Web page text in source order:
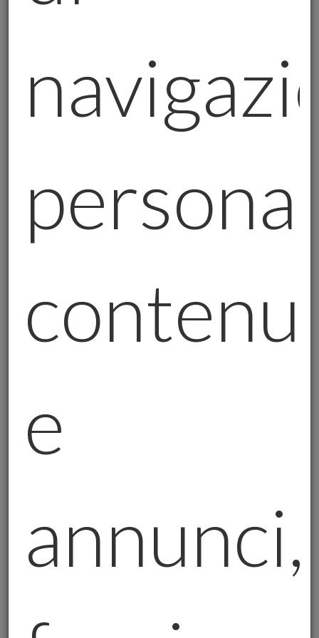
Se decidi di comprare oro fisico, però, ci
sono alcune cose da tenere a mente:
Scegli fornitori affidabili:non tutti
sono seri, quindi fai attenzione.
l’oro sia davvero puro.
Pensa alla custodia:dove lo terrai?
In casa o in una cassetta di
4. Quanto può ancora salire l’oro?
Il prezzo dell’oro ha raggiunto nuovi
La verità è che dipende da molti fattori:
Le tensioni geopolitiche:
se la Cina
tornerà a comprare oro in grandi
quantità, il prezzo potrebbe
L’inflazione:
più i prezzi salgono, più
e
annunci,